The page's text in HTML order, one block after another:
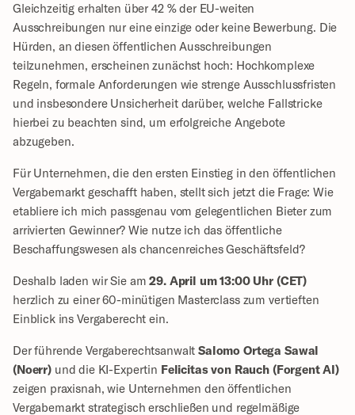
Gleichzeitig erhalten über 42 % der EU-weiten
Ausschreibungen nur eine einzige oder keine Bewerbung. Die
Hürden, an diesen öffentlichen Ausschreibungen
teilzunehmen, erscheinen zunächst hoch: Hochkomplexe
Regeln, formale Anforderungen wie strenge Ausschlussfristen
und insbesondere Unsicherheit darüber, welche Fallstricke
hierbei zu beachten sind, um erfolgreiche Angebote
abzugeben.
Für Unternehmen, die den ersten Einstieg in den öffentlichen
Vergabemarkt geschafft haben, stellt sich jetzt die Frage: Wie
etabliere ich mich passgenau vom gelegentlichen Bieter zum
arrivierten Gewinner? Wie nutze ich das öffentliche
Beschaffungswesen als chancenreiches Geschäftsfeld?
Deshalb laden wir Sie am 29. April um 13:00 Uhr (CET)
herzlich zu einer 60-minütigen Masterclass zum vertieften
Einblick ins Vergaberecht ein.
Der führende Vergaberechtsanwalt Salomo Ortega Sawal
(Noerr) und die KI-Expertin Felicitas von Rauch (Forgent AI)
zeigen praxisnah, wie Unternehmen den öffentlichen
Vergabemarkt strategisch erschließen und regelmäßige